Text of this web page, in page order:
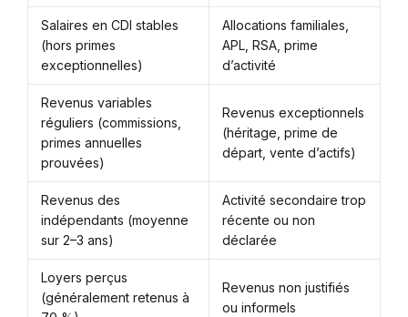
Salaires en CDI stables
(hors primes
exceptionnelles)
Allocations familiales,
APL, RSA, prime
d’activité
Revenus variables
réguliers (commissions,
primes annuelles
prouvées)
Revenus exceptionnels
(héritage, prime de
départ, vente d’actifs)
Revenus des
indépendants (moyenne
sur 2–3 ans)
Activité secondaire trop
récente ou non
déclarée
Loyers perçus
(généralement retenus à
Revenus non justifiés
ou informels